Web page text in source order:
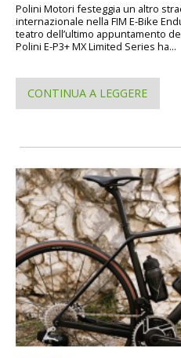
Polini Motori festeggia un altro
internazionale nella FIM E-Bike
teatro dell’ultimo appuntamento
Polini E-P3+ MX Limited Series ha...
CONTINUA A LEGGERE